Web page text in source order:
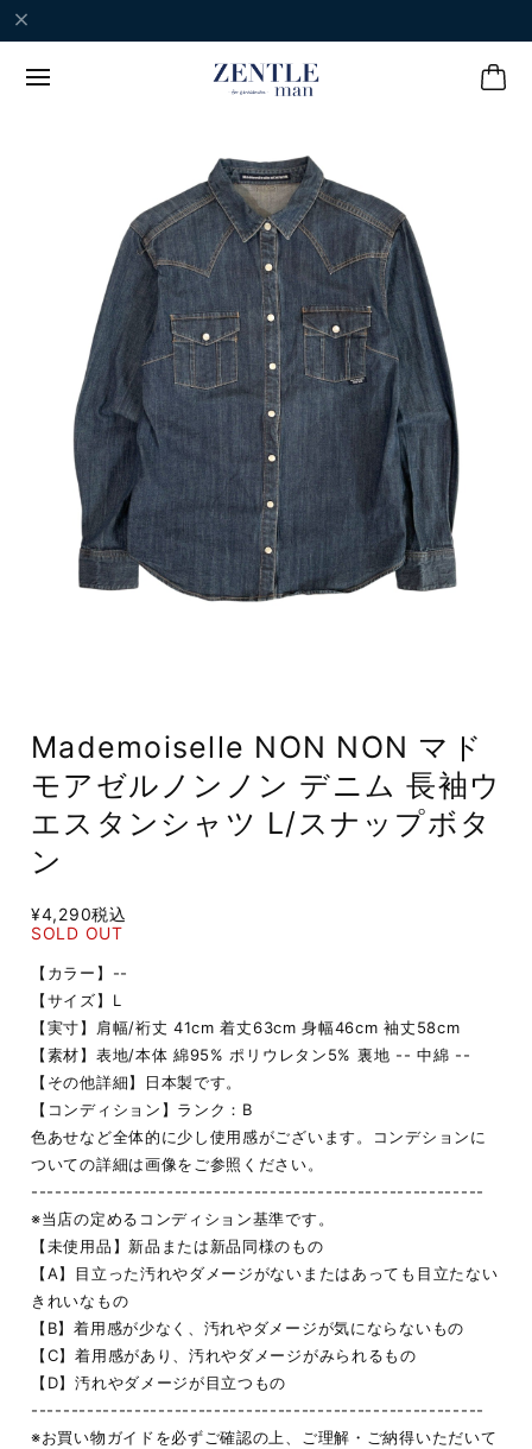
Mademoiselle NON NON マド
モアゼルノンノン デニム 長袖ウ
エスタンシャツ L/スナップボタ
ン
¥4,290税込
SOLD OUT
【カラー】--
【サイズ】L
【実寸】肩幅/裄丈 41cm 着丈63cm 身幅46cm 袖丈58cm
【素材】表地/本体 綿95% ポリウレタン5% 裏地 -- 中綿 --
【その他詳細】日本製です。
【コンディション】ランク：B
色あせなど全体的に少し使用感がございます。コンデションに
ついての詳細は画像をご参照ください。
---------------------------------------------------------
※当店の定めるコンディション基準です。
【未使用品】新品または新品同様のもの
【A】目立った汚れやダメージがないまたはあっても目立たない
きれいなもの
【B】着用感が少なく、汚れやダメージが気にならないもの
【C】着用感があり、汚れやダメージがみられるもの
【D】汚れやダメージが目立つもの
---------------------------------------------------------
※お買い物ガイドを必ずご確認の上、ご理解・ご納得いただいて